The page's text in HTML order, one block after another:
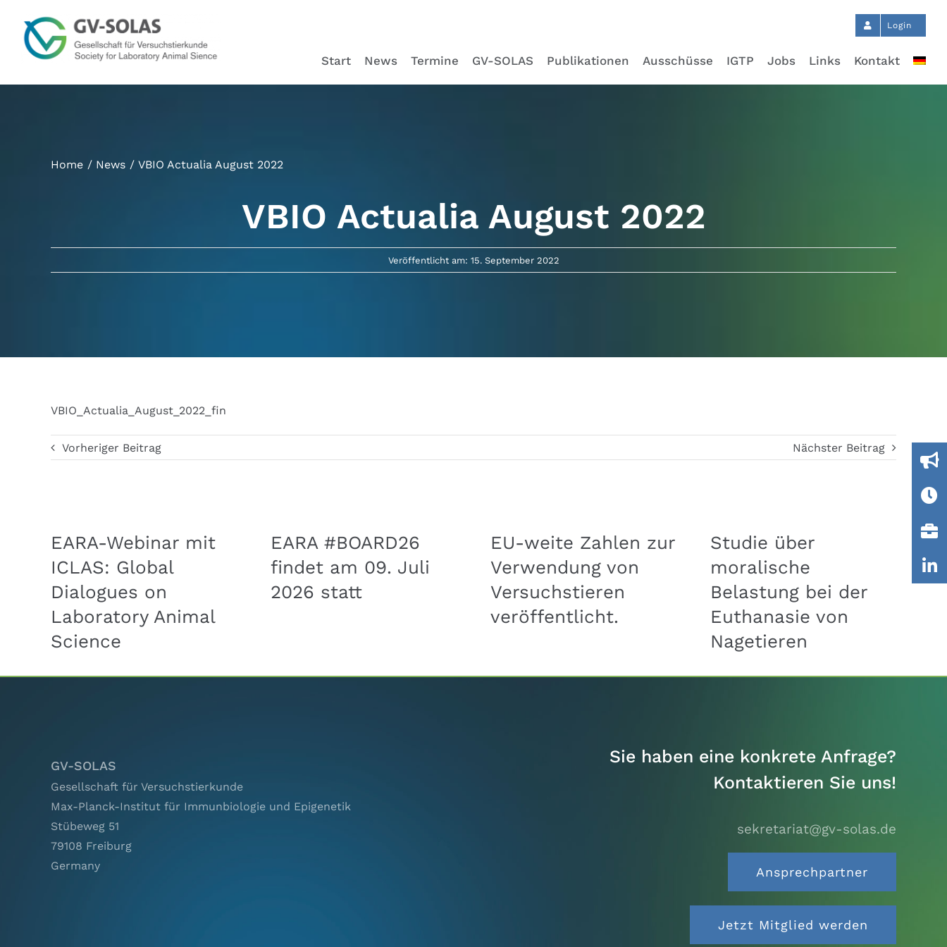
Inhalt
springen
Login
Start News Termine GV-SOLAS Publikationen Ausschüsse IGTP Jobs Links Kontakt
Home News VBIO Actualia August 2022
VBIO Actualia August 2022
Veröffentlicht am: 15. September 2022
VBIO_Actualia_August_2022_fin
Vorheriger Beitrag Nächster Beitrag
EARA-Webinar mit
ICLAS: Global
Dialogues on
Laboratory Animal
Science
EARA #BOARD26
findet am 09. Juli
2026 statt
EU-weite Zahlen zur
Verwendung von
Versuchstieren
veröffentlicht.
Studie über
moralische
Belastung bei der
Euthanasie von
Nagetieren
GV-SOLAS
Gesellschaft für Versuchstierkunde
Max-Planck-Institut für Immunbiologie und Epigenetik
Stübeweg 51
79108 Freiburg
Germany
Sie haben eine konkrete Anfrage?
Kontaktieren Sie uns!
sekretariat@gv-solas.de
Ansprechpartner
Jetzt Mitglied werden